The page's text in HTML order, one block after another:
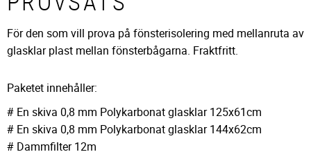
För den som vill prova på fönsterisolering med mellanruta av
glasklar plast mellan fönsterbågarna. Fraktfritt.
Paketet innehåller:
# En skiva 0,8 mm Polykarbonat glasklar 125x61cm
# En skiva 0,8 mm Polykarbonat glasklar 144x62cm
# Dammfilter 12m